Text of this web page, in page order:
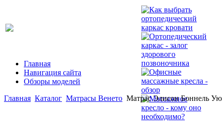
Главная
Навигация сайта
Обзоры моделей
Главная Каталог Матрасы Венето Матрас Элисон Боннель